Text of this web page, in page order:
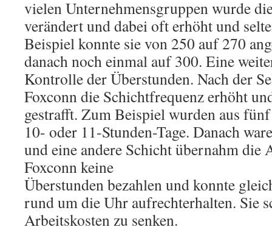
vielen Unternehmensgruppen wurde
verändert und dabei oft erhöht und
Beispiel konnte sie von 250 auf 270
danach noch einmal auf 300. Eine
Kontrolle der Überstunden. Nach der
Foxconn die Schichtfrequenz erhöht
gestrafft. Zum Beispiel wurden aus
10- oder 11-Stunden-Tage. Danach
und eine andere Schicht übernahm die
Foxconn keine
Überstunden bezahlen und konnte
rund um die Uhr aufrechterhalten. Sie
Arbeitskosten zu senken.